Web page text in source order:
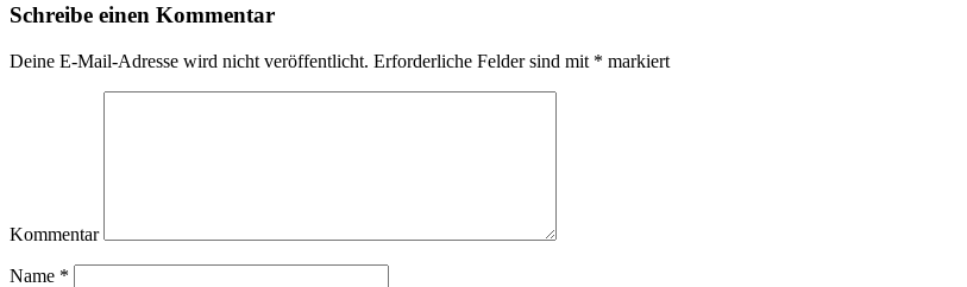
Schreibe einen Kommentar
Deine E-Mail-Adresse wird nicht veröffentlicht. Erforderliche Felder sind mit * markiert
Kommentar
Name *